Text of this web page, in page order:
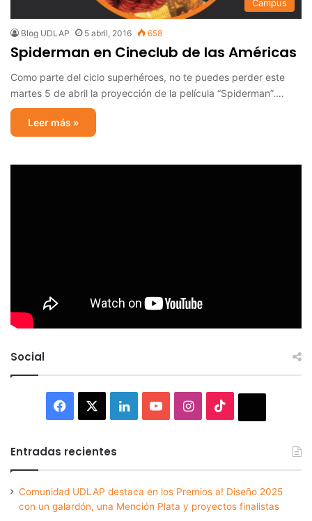
Campus
Blog UDLAP 5 abril, 2016 658
Spiderman en Cineclub de las Américas
Como parte del ciclo superhéroes, no te puedes perder este
martes 5 de abril la proyección de la película “Spiderman”.…
Leer más »
Social
Facebook LinkedInYouTubeInstagram
Entradas recientes
Comunidad UDLAP destaca en los Premios a! Diseño 2025
con un galardón, una Mención Plata y proyectos finalistas